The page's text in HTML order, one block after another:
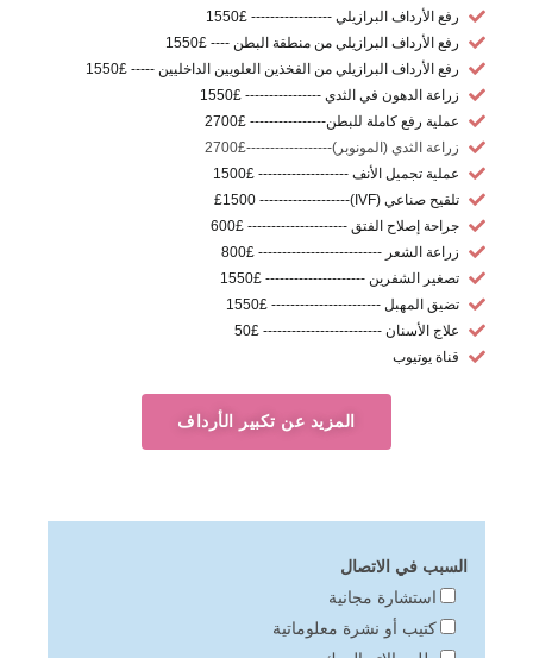
رفع الأرداف البرازيلي ----------------- £1550
رفع الأرداف البرازيلي من منطقة البطن ---- £1550
رفع الأرداف البرازيلي من الفخذين العلويين الداخليين ----- £1550
زراعة الدهون في الثدي ---------------- £1550
عملية رفع كاملة للبطن---------------- £2700
زراعة الثدي (المونوبر)------------------£2700
عملية تجميل الأنف ------------------- £1500
تلقيح صناعي (IVF)------------------- £1500
جراحة إصلاح الفتق --------------------- £600
زراعة الشعر -------------------------- £800
تصغير الشفرين --------------------- £1550
تضيق المهبل ----------------------- £1550
علاج الأسنان ------------------------- £50
قناة يوتيوب
المزيد عن تكبير الأرداف
السبب في الاتصال
استشارة مجانية
كتيب أو نشرة معلوماتية